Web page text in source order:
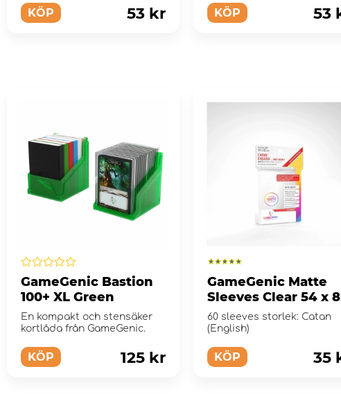
KÖP 53 kr KÖP 53
GameGenic Bastion
100+ XL Green
En kompakt och stensäker
kortlåda från GameGenic.
KÖP 125 kr
GameGenic Matte
Sleeves Clear 54 x
mm
60 sleeves storlek: Catan
(English)
KÖP 35